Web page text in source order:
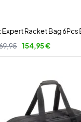
Expert Racket Bag 6Pcs
154,95 €